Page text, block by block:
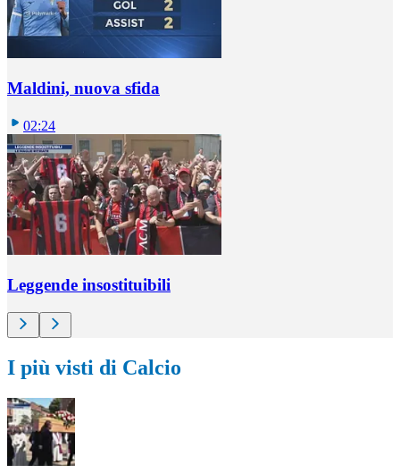
Maldini, nuova sfida
02:24
Leggende insostituibili
I più visti di Calcio